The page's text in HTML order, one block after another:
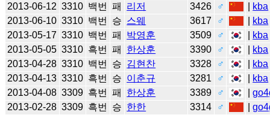
2013-06-12 3310 백번 패 리저 3426 ♂ kba
2013-06-10 3310 백번 승 스웨 3617 ♂ kba
2013-05-17 3310 백번 패 박영훈 3509 ♂ kba
2013-05-05 3310 흑번 패 한상훈 3390 ♂ kba
2013-04-28 3310 백번 승 김현찬 3328 ♂ kba
2013-04-13 3310 흑번 승 이춘규 3281 ♂ kba
2013-04-08 3309 흑번 패 한상훈 3389 ♂ |
2013-02-28 3309 흑번 승 한한 3314 ♂ |